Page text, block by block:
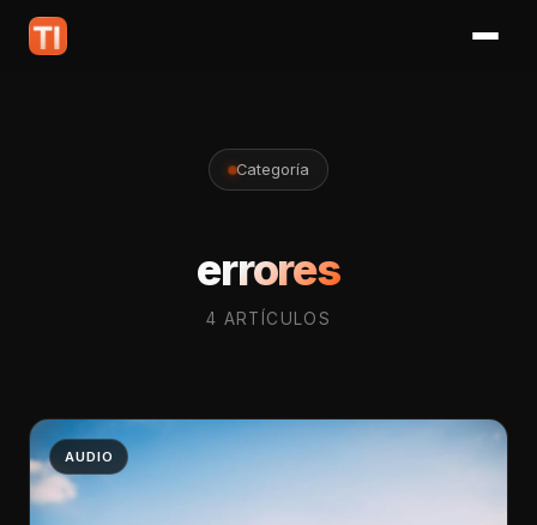
Categoría
errores
4 ARTÍCULOS
AUDIO